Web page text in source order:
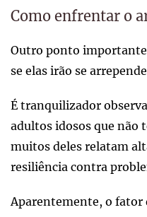
Como enfrentar o
Outro ponto importante
se elas irão se
É tranquilizador
adultos idosos que não
muitos deles relatam
resiliência contra
Aparentemente, o